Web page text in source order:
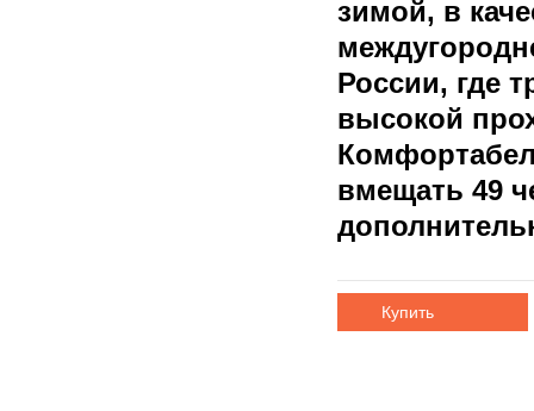
зимой, в
России, где
высокой
вмещать 49
Купить